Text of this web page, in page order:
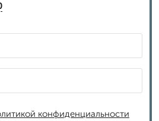
конфиденциальности